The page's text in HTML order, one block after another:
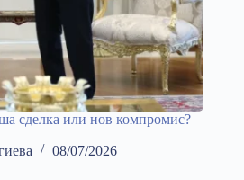
сделка или нов компромис?
08/07/2026